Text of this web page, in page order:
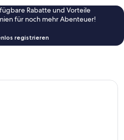
Rabatte und Vorteile
für noch mehr Abenteuer!
registrieren